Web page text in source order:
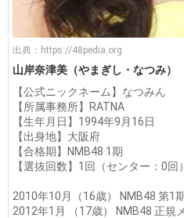
出典： https://48pedia.org
山岸奈津美（やまぎし・なつみ）
【公式ニックネーム】なつみん
【所属事務所】RATNA
【生年月日】1994年9月16日
【出身地】大阪府
【合格期】NMB48 1期
【選抜回数】1回（センター：0回）
2010年10月（16歳） NMB48 第1
2012年1月 （17歳） NMB48 正規